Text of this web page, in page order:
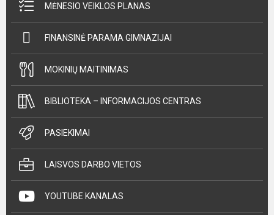
MĖNESIO VEIKLOS PLANAS
FINANSINĖ PARAMA GIMNAZIJAI
MOKINIŲ MAITINIMAS
BIBLIOTEKA – INFORMACIJOS CENTRAS
PASIEKIMAI
LAISVOS DARBO VIETOS
YOUTUBE KANALAS